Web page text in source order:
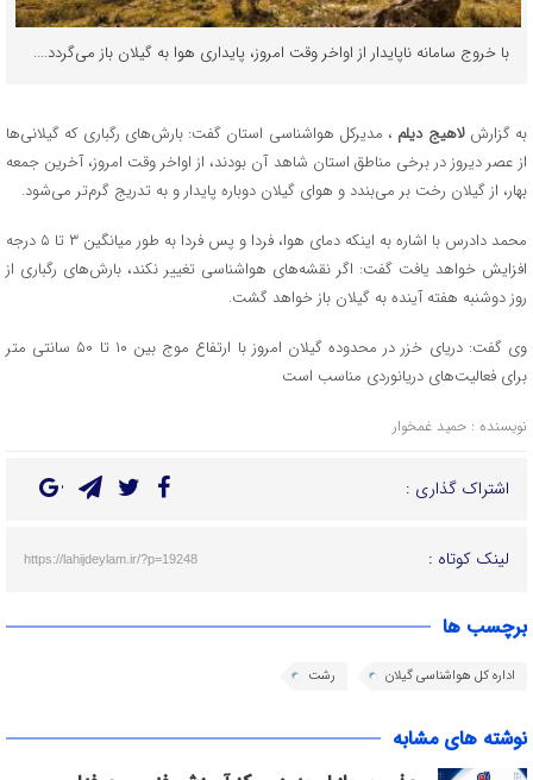
با خروج سامانه ناپایدار از اواخر وقت امروز، پایداری هوا به گیلان باز می‌گردد....
به گزارشلاهیج دیلم ، مدیرکل هواشناسی استان گفت: بارش‌های رگباری که گیلانی‌ها
از عصر دیروز در برخی مناطق استان شاهد آن بودند، از اواخر وقت امروز، آخرین جمعه
بهار، از گیلان رخت بر می‌بندد و هوای گیلان دوباره پایدار و به تدریج گرم‌تر می‌شود.
محمد دادرس با اشاره به اینکه دمای هوا، فردا و پس فردا به طور میانگین ۳ تا ۵ درجه
افزایش خواهد یافت گفت: اگر نقشه‌های هواشناسی تغییر نکند، بارش‌های رگباری از
روز دوشنبه هفته آینده به گیلان باز خواهد گشت.
وی گفت: دریای خزر در محدوده گیلان امروز با ارتفاع موج بین ۱۰ تا ۵۰ سانتی متر
برای فعالیت‌های دریانوردی مناسب است
نویسنده : حمید غمخوار
اشتراک گذاری :
لینک کوتاه : https://lahijdeylam.ir/?p=19248
برچسب ها
اداره کل هواشناسی گیلان رشت
نوشته های مشابه